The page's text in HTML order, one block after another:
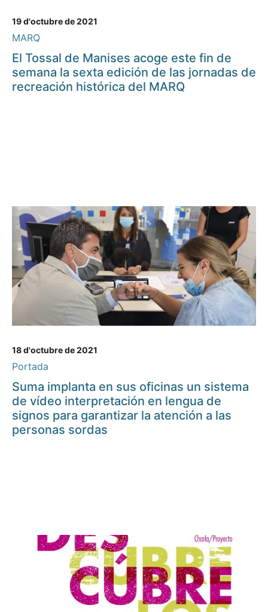
19 d'octubre de 2021
MARQ
El Tossal de Manises acoge este fin de
semana la sexta edición de las jornadas de
recreación histórica del MARQ
18 d'octubre de 2021
Portada
Suma implanta en sus oficinas un sistema
de vídeo interpretación en lengua de
signos para garantizar la atención a las
personas sordas